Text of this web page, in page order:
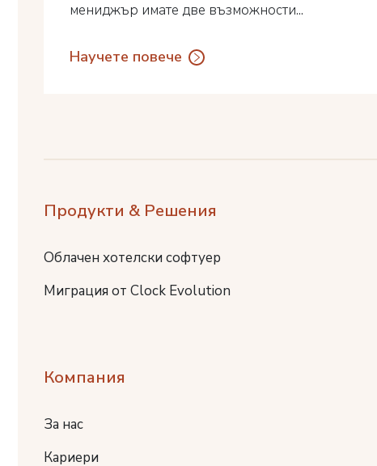
мениджър имате две възможности...
Научете повече
Продукти & Решения
Облачен хотелски софтуер
Миграция от Clock Evolution
Компания
За нас
Кариери